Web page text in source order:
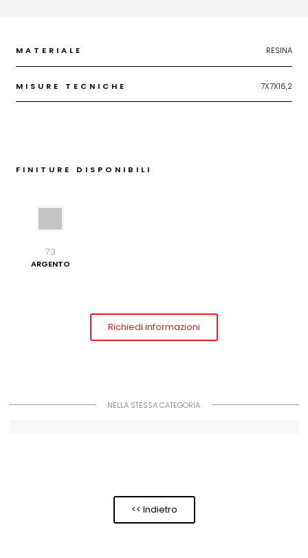
MATERIALE RESINA
MISURE TECNICHE 7X7X16,2
FINITURE DISPONIBILI
73
ARGENTO
Richiedi informazioni
NELLA STESSA CATEGORIA
<< Indietro